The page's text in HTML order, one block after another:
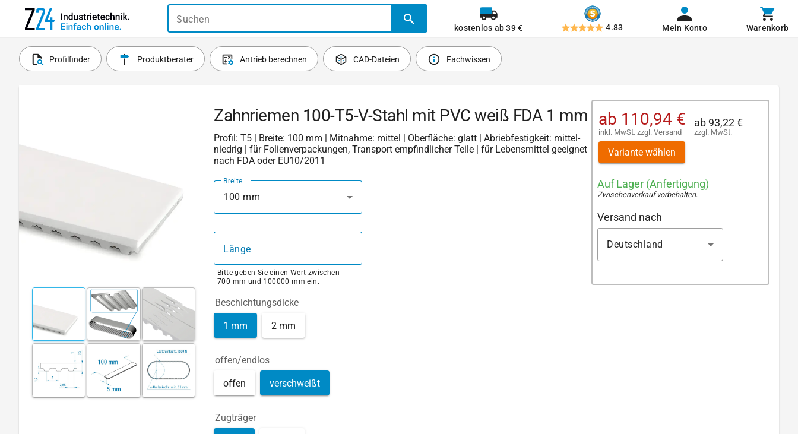
Suchen
kostenlos ab 39 € 4.83 Mein Konto Warenkorb
Profilfinder Produktberater Antrieb berechnen CAD-Dateien Fachwissen
Zahnriemen 100-T5-V-Stahl mit PVC weiß FDA 1 mm
Profil: T5 | Breite: 100 mm | Mitnahme: mittel | Oberfläche: glatt | Abriebfestigkeit: mittel-
niedrig | für Folienverpackungen, Transport empfindlicher Teile | für Lebensmittel geeignet
nach FDA oder EU10/2011
Breite
100 mm
Länge
Bitte geben Sie einen Wert zwischen
700 mm und 100000 mm ein.
Beschichtungsdicke
1 mm 2 mm
offen/endlos
offen verschweißt
Zugträger
ab 110,94 €
inkl. MwSt. zzgl. Versand
ab 93,22 €
zzgl. MwSt.
Variante wählen
Auf Lager (Anfertigung)
Zwischenverkauf vorbehalten.
Versand nach
Deutschland